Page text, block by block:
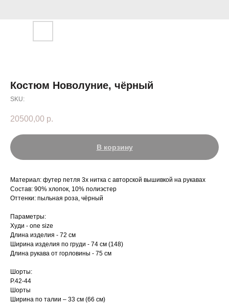
Костюм Новолуние, чёрный
SKU:
20500,00 р.
В корзину
Материал: футер петля 3х нитка с авторской вышивкой на рукавах
Состав: 90% хлопок, 10% полиэстер
Оттенки: пыльная роза, чёрный
Параметры:
Худи - one size
Длина изделия - 72 см
Ширина изделия по груди - 74 см (148)
Длина рукава от горловины - 75 см
Шорты:
Р.42-44
Шорты
Ширина по талии – 33 см (66 см)